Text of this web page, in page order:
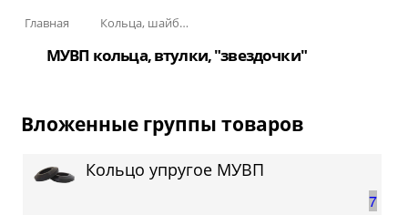
Главная Кольца, шайбы, манжеты
МУВП кольца, втулки, "звездочки"
Вложенные группы товаров
7
Кольцо упругое МУВП